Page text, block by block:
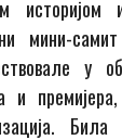
историјом
мини-самит
у
и